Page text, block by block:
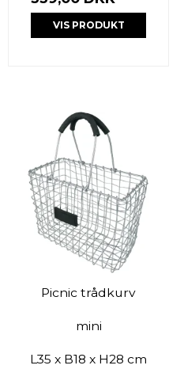
VIS PRODUKT
Picnic trådkurv
mini
L35 x B18 x H28 cm